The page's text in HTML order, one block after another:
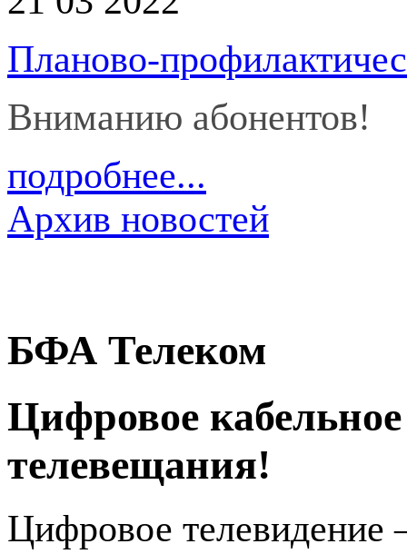
Планово-
Вниманию абонентов!
подробнее...
Архив новостей
БФА Телеком
Цифровое
телевещания!
Цифровое телевидение